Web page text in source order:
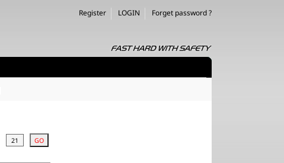
Register LOGIN Forget password ?